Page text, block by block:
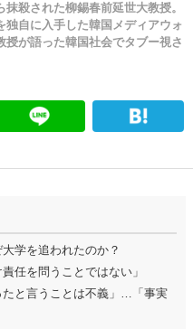
殺された柳錫春前延世大教授。
自に入手した韓国メディアウォ
が語った韓国社会でタブー視さ
学を追われたのか？
任を問うことではない」
たと言うことは不義」…「事実